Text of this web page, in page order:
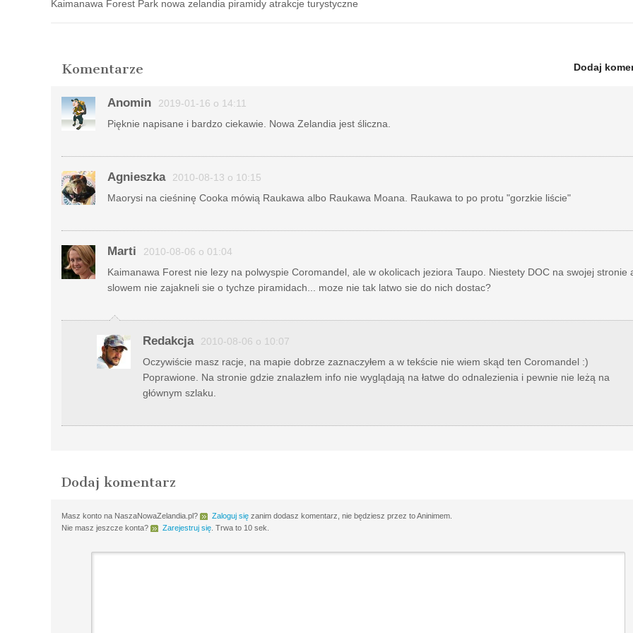
Kaimanawa Forest Park nowa zelandia piramidy atrakcje turystyczne
Komentarze Dodaj
Anomin
2019-01-16 o 14:11
Pięknie napisane i bardzo ciekawie. Nowa Zelandia jest śliczna.
Agnieszka
2010-08-13 o 10:15
Maorysi na cieśninę Cooka mówią Raukawa albo Raukawa Moana. Raukawa to po protu "gorzkie liście"
Marti
2010-08-06 o 01:04
Kaimanawa Forest nie lezy na polwyspie Coromandel, ale w okolicach jeziora Taupo. Niestety DOC na swojej stronie
slowem nie zajakneli sie o tychze piramidach... moze nie tak latwo sie do nich dostac?
Redakcja
2010-08-06 o 10:07
Oczywiście masz racje, na mapie dobrze zaznaczyłem a w tekście nie wiem skąd ten Coromandel :)
Poprawione. Na stronie gdzie znalazłem info nie wyglądają na łatwe do odnalezienia i pewnie nie leżą na
głównym szlaku.
Dodaj komentarz
Masz konto na NaszaNowaZelandia.pl? Zaloguj się zanim dodasz komentarz, nie będziesz przez to Aninimem.
Nie masz jeszcze konta?
Zarejestruj się . Trwa to 10 sek.